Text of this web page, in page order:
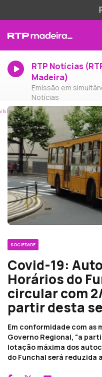
RTP Notícias
Madeira)
Emissão em
Notícias
SOCIEDADE
Covid-19:
Horários do
circular com
partir desta
Em conformidade com as
Governo Regional, "a
lotação máxima dos
do Funchal será reduzida